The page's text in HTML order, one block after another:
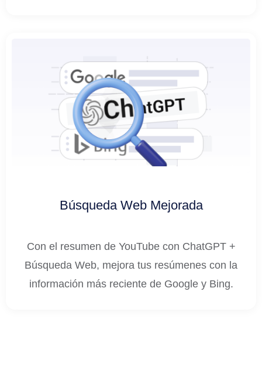
Búsqueda Web Mejorada
Con el resumen de YouTube con ChatGPT +
Búsqueda Web, mejora tus resúmenes con la
información más reciente de Google y Bing.